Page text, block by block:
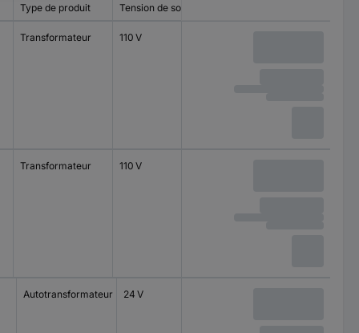
Type de produit Tension de sortie
Transformateur 110 V
Transformateur 110 V
Autotransformateur 24 V